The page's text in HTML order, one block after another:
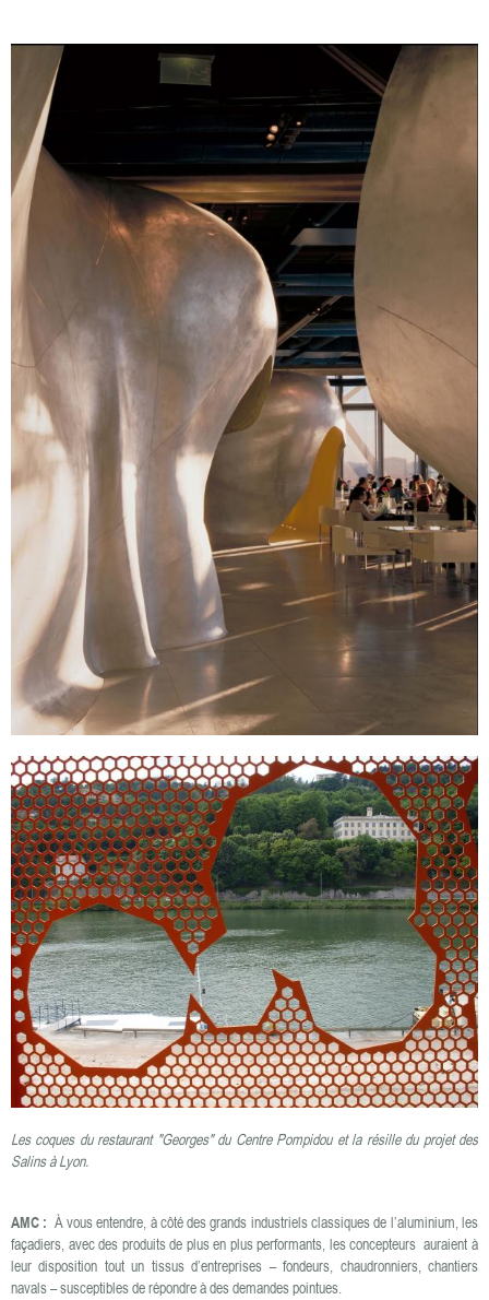
Les coques du restaurant "Georges" du Centre Pompidou et la résille du projet des
Salins à Lyon.
AMC : À vous entendre, à côté des grands industriels classiques de l’aluminium, les
façadiers, avec des produits de plus en plus performants, les concepteurs auraient à
leur disposition tout un tissus d’entreprises – fondeurs, chaudronniers, chantiers
navals – susceptibles de répondre à des demandes pointues.